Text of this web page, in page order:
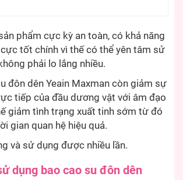
phẩm cực kỳ an toàn, có khả năng
tốt chính vì thế có thể yên tâm sử
phải lo lắng nhiều.
đôn dên Yeain Maxman còn giảm sự
tiếp của đầu dương vật với âm đạo
giảm tình trạng xuất tinh sớm từ đó
gian quan hệ hiệu quả.
và sử dụng được nhiều lần.
dụng bao cao su đôn dên